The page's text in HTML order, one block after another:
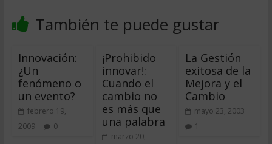
También te puede gustar
Innovación:
¿Un
fenómeno o
un evento?
febrero 19,
2009
0
¡Prohibido
innovar!:
Cuando el
cambio no
es más que
una palabra
marzo 20,
La Gestión
exitosa de la
Mejora y el
Cambio
mayo 23, 2003
1